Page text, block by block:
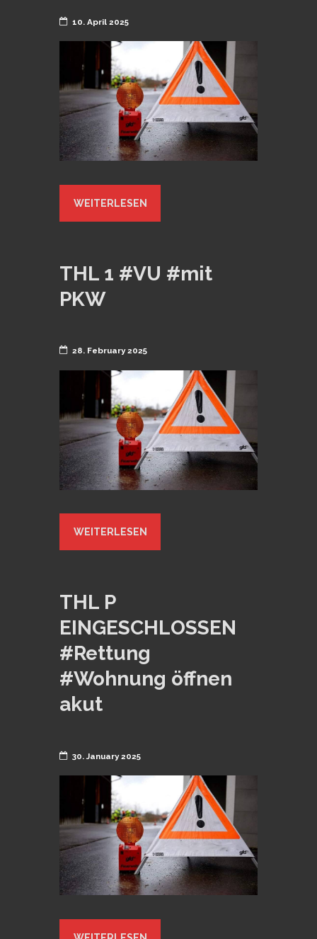
10. April 2025
WEITERLESEN
THL 1 #VU #mit
PKW
28. February 2025
WEITERLESEN
THL P
EINGESCHLOSSEN
#Rettung
#Wohnung öffnen
akut
30. January 2025